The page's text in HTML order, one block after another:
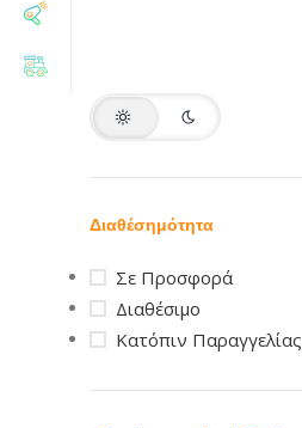
Διαθέσημότητα
Σε Προσφορά
Διαθέσιμο
Κατόπιν Παραγγελίας